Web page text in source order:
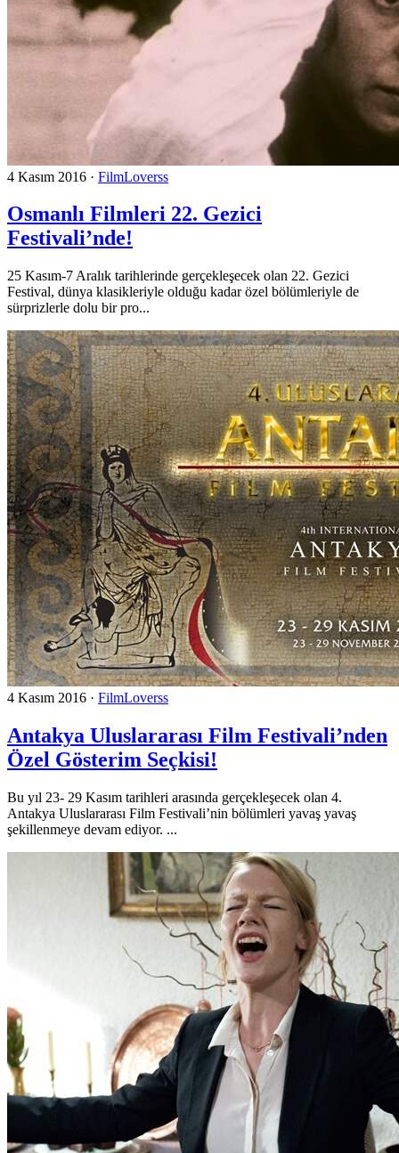
4 Kasım 2016 · FilmLoverss
Osmanlı Filmleri 22. Gezici
Festivali’nde!
25 Kasım-7 Aralık tarihlerinde gerçekleşecek olan 22. Gezici
Festival, dünya klasikleriyle olduğu kadar özel bölümleriyle de
sürprizlerle dolu bir pro...
4 Kasım 2016 · FilmLoverss
Antakya Uluslararası Film Festivali’nden
Özel Gösterim Seçkisi!
Bu yıl 23- 29 Kasım tarihleri arasında gerçekleşecek olan 4.
Antakya Uluslararası Film Festivali’nin bölümleri yavaş yavaş
şekillenmeye devam ediyor. ...